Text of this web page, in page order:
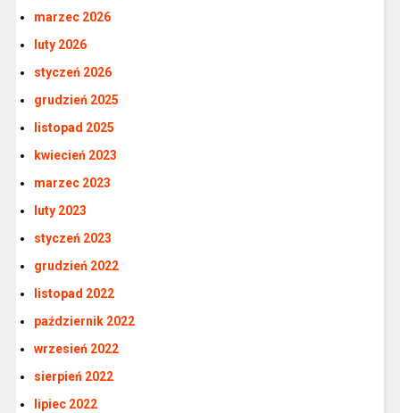
marzec 2026
luty 2026
styczeń 2026
grudzień 2025
listopad 2025
kwiecień 2023
marzec 2023
luty 2023
styczeń 2023
grudzień 2022
listopad 2022
październik 2022
wrzesień 2022
sierpień 2022
lipiec 2022